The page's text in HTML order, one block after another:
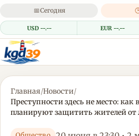
📅Сегодня
USD --.-- EUR --.--
Главная/Новости/
Преступности здесь не место: как
планируют защитить жителей от